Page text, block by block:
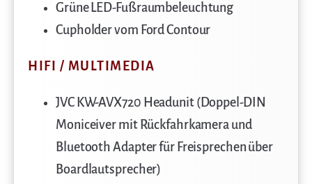
Grüne LED-Fußraumbeleuchtung
Cupholder vom Ford Contour
HIFI / MULTIMEDIA
JVC KW-AVX720 Headunit (Doppel-DIN
Moniceiver mit Rückfahrkamera und
Bluetooth Adapter für Freisprechen über
Boardlautsprecher)